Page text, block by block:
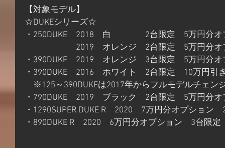
【対象モデル】
☆DUKEシリーズ☆
・250DUKE　2018　白　　　　2台限定　5万円分
2019　オレンジ　2台限定　5万円分オ
・390DUKE　2019　オレンジ　3台限定　5万円分
・390DUKE　2016　ホワイト　2台限定　10万円引
※125～390DUKEは2017年からフルモデルチェン
・790DUKE　2019　ブラック　2台限定　5万円分
・1290SUPER DUKE R　2020　7万円分オプション
・890DUKE R　2020　6万円分オプション　3台限定